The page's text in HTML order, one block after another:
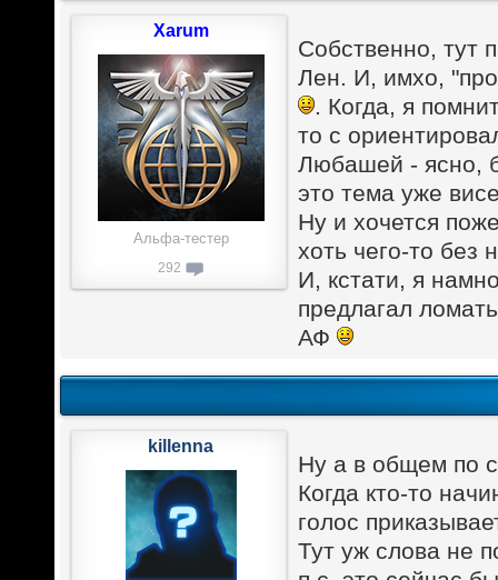
Собственно, тут
Лен. И, имхо,
. Когда, я
то с
Любашей - ясно,
это тема уже
Ну и хочется
хоть чего-то
И, кстати, я
предлагал
АФ
Xarum
Альфа-тестер
292
Ну а в общем по
Когда кто-то
голос
Тут уж слова не
killenna